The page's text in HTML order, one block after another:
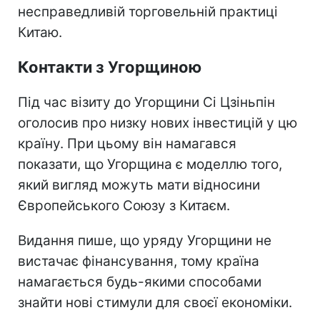
несправедливій торговельній практиці
Китаю.
Контакти з Угорщиною
Під час візиту до Угорщини Сі Цзіньпін
оголосив про низку нових інвестицій у цю
країну. При цьому він намагався
показати, що Угорщина є моделлю того,
який вигляд можуть мати відносини
Європейського Союзу з Китаєм.
Видання пише, що уряду Угорщини не
вистачає фінансування, тому країна
намагається будь-якими способами
знайти нові стимули для своєї економіки.